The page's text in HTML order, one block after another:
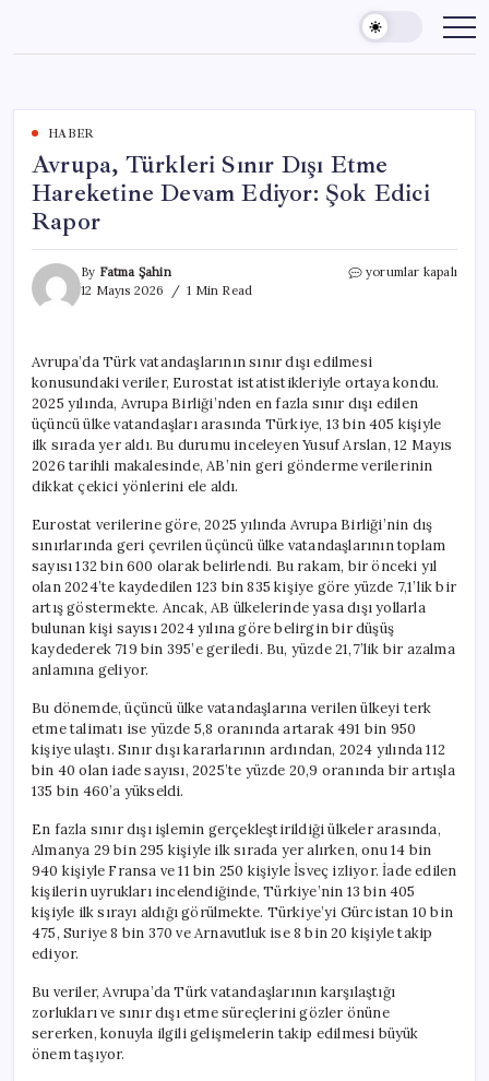
content
HABER
Avrupa, Türkleri Sınır Dışı Etme
Hareketine Devam Ediyor: Şok Edici
Rapor
By Fatma Şahin
12 Mayıs 2026
1 Min Read
Avrupa,
Hareketine
Devam
Ediyor:
Şok
Edici
Rapor
için
yorumlar kapalı
Avrupa’da Türk vatandaşlarının sınır dışı edilmesi
konusundaki veriler, Eurostat istatistikleriyle ortaya kondu.
2025 yılında, Avrupa Birliği’nden en fazla sınır dışı edilen
üçüncü ülke vatandaşları arasında Türkiye, 13 bin 405 kişiyle
ilk sırada yer aldı. Bu durumu inceleyen Yusuf Arslan, 12 Mayıs
2026 tarihli makalesinde, AB’nin geri gönderme verilerinin
dikkat çekici yönlerini ele aldı.
Eurostat verilerine göre, 2025 yılında Avrupa Birliği’nin dış
sınırlarında geri çevrilen üçüncü ülke vatandaşlarının toplam
sayısı 132 bin 600 olarak belirlendi. Bu rakam, bir önceki yıl
olan 2024’te kaydedilen 123 bin 835 kişiye göre yüzde 7,1’lik bir
artış göstermekte. Ancak, AB ülkelerinde yasa dışı yollarla
bulunan kişi sayısı 2024 yılına göre belirgin bir düşüş
kaydederek 719 bin 395’e geriledi. Bu, yüzde 21,7’lik bir azalma
anlamına geliyor.
Bu dönemde, üçüncü ülke vatandaşlarına verilen ülkeyi terk
etme talimatı ise yüzde 5,8 oranında artarak 491 bin 950
kişiye ulaştı. Sınır dışı kararlarının ardından, 2024 yılında 112
bin 40 olan iade sayısı, 2025’te yüzde 20,9 oranında bir artışla
135 bin 460’a yükseldi.
En fazla sınır dışı işlemin gerçekleştirildiği ülkeler arasında,
Almanya 29 bin 295 kişiyle ilk sırada yer alırken, onu 14 bin
940 kişiyle Fransa ve 11 bin 250 kişiyle İsveç izliyor. İade edilen
kişilerin uyrukları incelendiğinde, Türkiye’nin 13 bin 405
kişiyle ilk sırayı aldığı görülmekte. Türkiye’yi Gürcistan 10 bin
475, Suriye 8 bin 370 ve Arnavutluk ise 8 bin 20 kişiyle takip
ediyor.
Bu veriler, Avrupa’da Türk vatandaşlarının karşılaştığı
zorlukları ve sınır dışı etme süreçlerini gözler önüne
sererken, konuyla ilgili gelişmelerin takip edilmesi büyük
önem taşıyor.